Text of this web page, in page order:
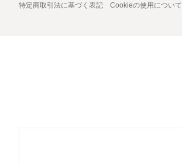
特定商取引法に基づく表記 Cookieの使用について